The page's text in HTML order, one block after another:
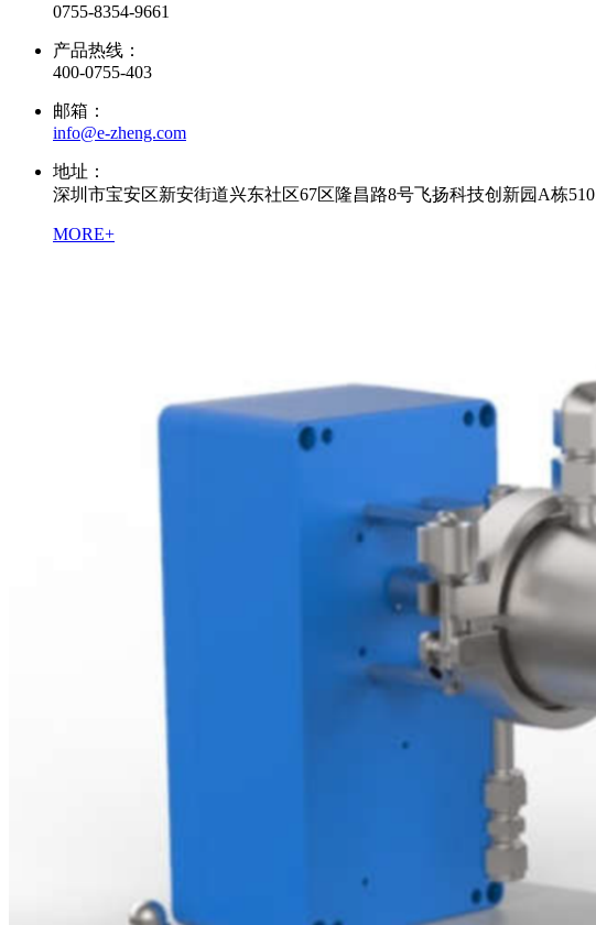
0755-8354-9661
产品热线：
400-0755-403
邮箱：
info@e-zheng.com
地址：
深圳市宝安区新安街道兴东社区67区隆昌路8号飞扬科技创新园A栋510
MORE+